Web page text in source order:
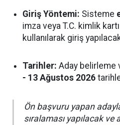
Giriş Yöntemi: Sisteme
imza veya T.C. kimlik
kullanılarak giriş
Tarihler: Aday belirleme
- 13 Ağustos 2026
Ön başvuru yapan
sıralaması yapılacak ve